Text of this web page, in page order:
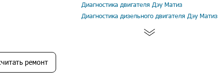
Диагностика двигателя Дэу Матиз
Диагностика дизельного двигателя Дэу Матиз
ремонт